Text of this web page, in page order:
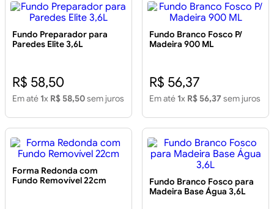
Fundo Preparador para
Paredes Elite 3,6L
R$ 58,50
Em até 1x R$ 58,50sem juros
Fundo Branco Fosco P/
Madeira 900 ML
R$ 56,37
Em até 1x R$ 56,37 sem juros
Forma Redonda com
Fundo Removível 22cm
Fundo Branco Fosco para
Madeira Base Água 3,6L